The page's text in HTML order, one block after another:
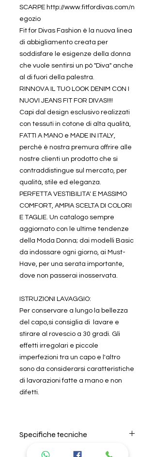
SCARPE http://www.fitfordivas.com/n
egozio
Fit for Divas Fashion è la nuova linea
di abbigliamento creata per
soddisfare le esigenze della donna
che vuole sentirsi un pò "Diva" anche
al di fuori della palestra.
RINNOVA IL TUO LOOK DENIM CON I
NUOVI JEANS FIT FOR DIVAS!!!!
Capi dal design esclusivo realizzati
con tessuti in cotone di alta qualità,
FATTI A MANO e MADE IN ITALY,
perchè è nostra premura offrire alle
nostre clienti un prodotto che si
contraddistingue sul mercato, per
qualità, stile ed eleganza.
PERFETTA VESTIBILITA' E MASSIMO
COMFORT, AMPIA SCELTA DI COLORI
E TAGLIE. Un catalogo sempre
aggiornato con le ultime tendenze
della Moda Donna; dai modelli Basic
da indossare ogni giorno, ai Must-
Have, per una serata importante,
dove non passerai inosservata.
ISTRUZIONI LAVAGGIO:
Per conservare a lungo la bellezza
del capo,si consiglia di lavare e
stirare al rovescio a 30 gradi. Gli
effetti irregolari e piccole
imperfezioni tra un capo e l'altro
sono da considerarsi caratteristiche
di lavorazioni fatte a mano e non
difetti.
Specifiche tecniche
Per il lavaggio seguire